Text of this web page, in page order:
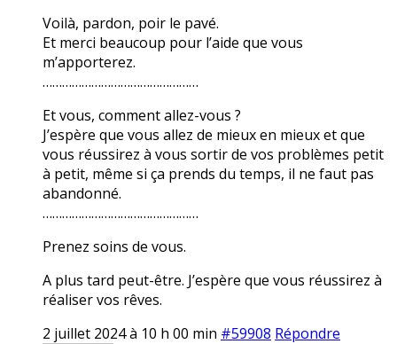
Voilà, pardon, poir le pavé.
Et merci beaucoup pour l’aide que vous
m’apporterez.
…………………………………………
Et vous, comment allez-vous ?
J’espère que vous allez de mieux en mieux et que
vous réussirez à vous sortir de vos problèmes petit
à petit, même si ça prends du temps, il ne faut pas
abandonné.
…………………………………………
Prenez soins de vous.
A plus tard peut-être. J’espère que vous réussirez à
réaliser vos rêves.
2 juillet 2024 à 10 h 00 min #59908 Répondre